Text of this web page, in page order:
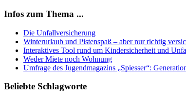
Infos zum Thema ...
Die Unfallversicherung
Winterurlaub und Pistenspaß – aber nur richtig
Interaktives Tool rund um Kindersicherheit und
Weder Miete noch Wohnung
Umfrage des Jugendmagazins „Spiesser“:
Beliebte Schlagworte